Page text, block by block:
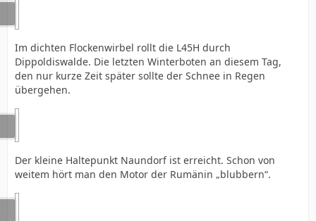
Im dichten Flockenwirbel rollt die L45H durch
Dippoldiswalde. Die letzten Winterboten an diesem Tag,
den nur kurze Zeit später sollte der Schnee in Regen
übergehen.
Der kleine Haltepunkt Naundorf ist erreicht. Schon von
weitem hört man den Motor der Rumänin „blubbern“.